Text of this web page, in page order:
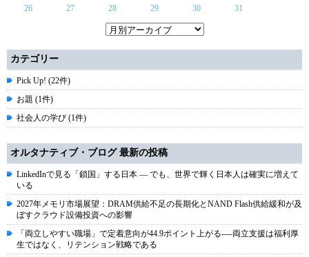
26
27 28 29 30 31
カテゴリー
Pick Up! (22件)
お題 (1件)
社会人の学び (1件)
オルタナティブ・ブログ 最新の投稿
LinkedInで見る「鎖国」する日本 ― でも、世界で輝く日本人は確実に増えて
いる
2027年メモリ市場展望：DRAM供給不足の長期化とNAND Flash供給緩和が及
ぼすクラウド設備投資への影響
「両立しやすい職場」で定着意向が44.9ポイント上がる----両立支援は福利厚
生ではなく、リテンション戦略である